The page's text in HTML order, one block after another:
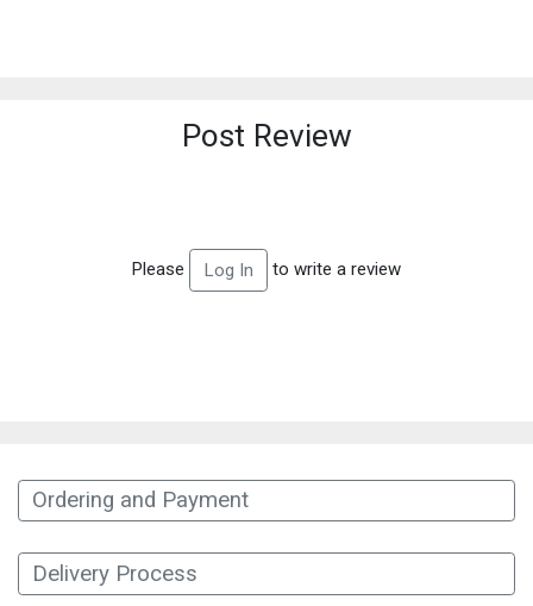
Post Review
Please Log In to write a review
Ordering and Payment
Delivery Process